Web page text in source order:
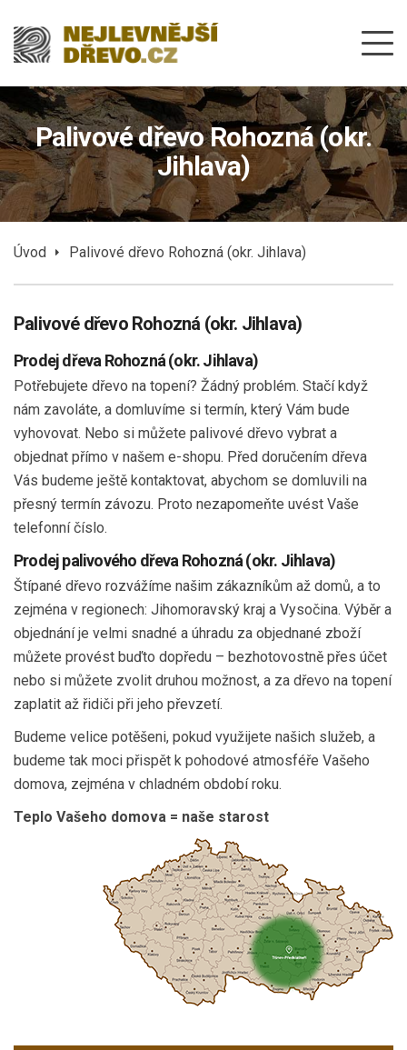
Palivové dřevo Rohozná (okr.
Jihlava)
Úvod Palivové dřevo Rohozná (okr. Jihlava)
Palivové dřevo Rohozná (okr. Jihlava)
Prodej dřeva Rohozná (okr. Jihlava)
Potřebujete dřevo na topení? Žádný problém. Stačí když
nám zavoláte, a domluvíme si termín, který Vám bude
vyhovovat. Nebo si můžete palivové dřevo vybrat a
objednat přímo v našem e-shopu. Před doručením dřeva
Vás budeme ještě kontaktovat, abychom se domluvili na
přesný termín závozu. Proto nezapomeňte uvést Vaše
telefonní číslo.
Prodej palivového dřeva Rohozná (okr. Jihlava)
Štípané dřevo rozvážíme našim zákazníkům až domů, a to
zejména v regionech: Jihomoravský kraj a Vysočina. Výběr a
objednání je velmi snadné a úhradu za objednané zboží
můžete provést buďto dopředu – bezhotovostně přes účet
nebo si můžete zvolit druhou možnost, a za dřevo na topení
zaplatit až řidiči při jeho převzetí.
Budeme velice potěšeni, pokud využijete našich služeb, a
budeme tak moci přispět k pohodové atmosféře Vašeho
domova, zejména v chladném období roku.
Teplo Vašeho domova = naše starost